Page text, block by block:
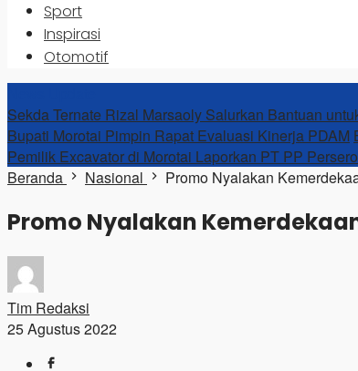
Sport
Inspirasi
Otomotif
Sekda Ternate Rizal Marsaoly Salurkan Bantuan
Bupati Morotai Pimpin Rapat Evaluasi Kinerja PDAM
Pemilik Excavator di Morotai Laporkan PT PP
Beranda
Nasional Promo Nyalakan
Promo Nyalakan
Tim Redaksi
25 Agustus 2022